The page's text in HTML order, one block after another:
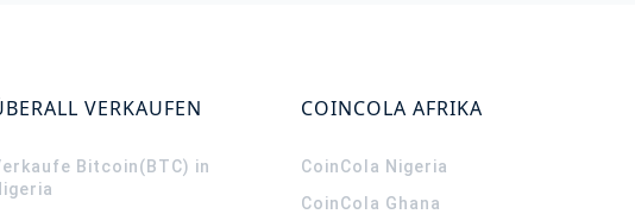
VERKAUFEN
Bitcoin(BTC) in
COINCOLA AFRIKA
CoinCola Nigeria
CoinCola Ghana